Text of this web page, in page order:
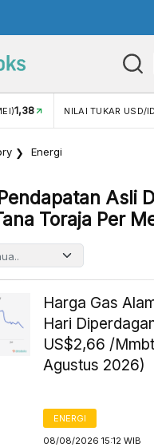
1,38 NILAI TUKAR USD/
Energi
Asli
Toraja Per
Harga Gas
Hari
US$2,66 /
Agustus 2026)
ENERGI
08/08/2026 15:12 WIB